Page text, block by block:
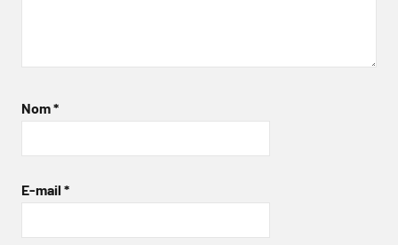
Nom*
E-mail *